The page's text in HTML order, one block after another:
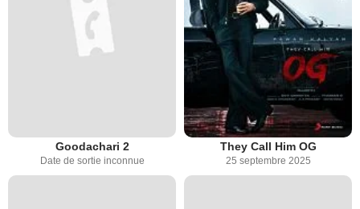
Goodachari 2
Date de sortie inconnue
They Call Him OG
25 septembre 2025